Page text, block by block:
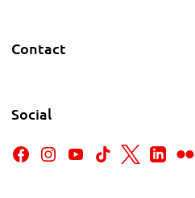
Contact
Social